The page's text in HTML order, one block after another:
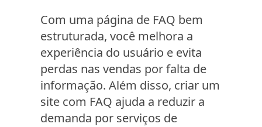
Com uma página de FAQ bem
estruturada, você melhora a
experiência do usuário e evita
perdas nas vendas por falta de
informação. Além disso, criar um
site com FAQ ajuda a reduzir a
demanda por serviços de